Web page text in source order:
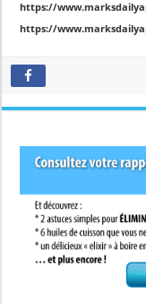
https://
https://